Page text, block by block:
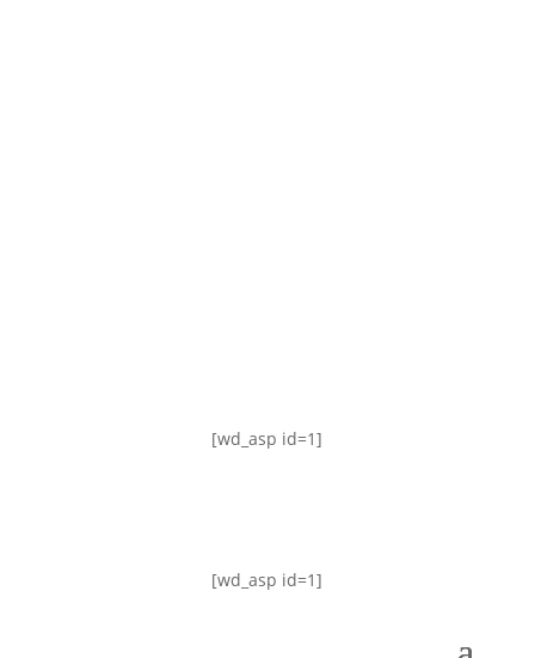
[wd_asp id=1]
[wd_asp id=1]